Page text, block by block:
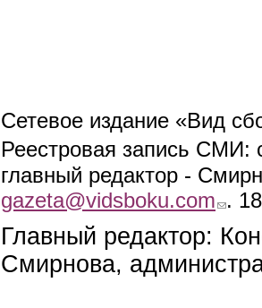
Сетевое издание «Вид
Реестровая запись СМИ:
главный редактор -
gazeta@vidsboku.com (link sends
.
Главный редактор:
Смирнова,